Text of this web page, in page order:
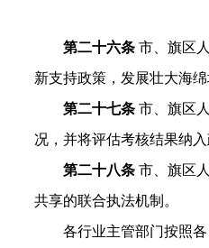
第二十六条市、旗区
新支持政策，发展壮大海
第二十七条市、旗区
况，并将评估考核结果纳入
第二十八条市、旗区
共享的联合执法机制。
各行业主管部门按照